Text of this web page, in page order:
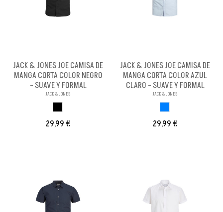
JACK & JONES JOE CAMISA DE
MANGA CORTA COLOR NEGRO
- SUAVE Y FORMAL
JACK & JONES
29,99 €
JACK & JONES JOE CAMISA DE
MANGA CORTA COLOR AZUL
CLARO - SUAVE Y FORMAL
JACK & JONES
29,99 €